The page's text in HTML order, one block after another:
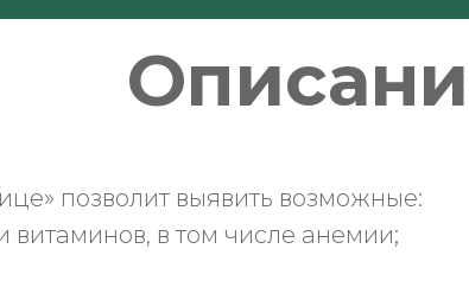
позволит выявить возможные:
в том числе анемии;